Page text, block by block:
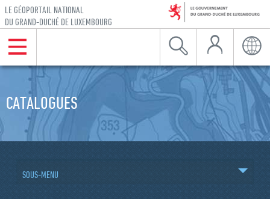
Aller à la navigation
Aller au contenu
LE GÉOPORTAIL NATIONAL
DU GRAND-DUCHÉ DE LUXEMBOURG
Menu Recherche
Mon Compte
CATALOGUES
SOUS-MENU